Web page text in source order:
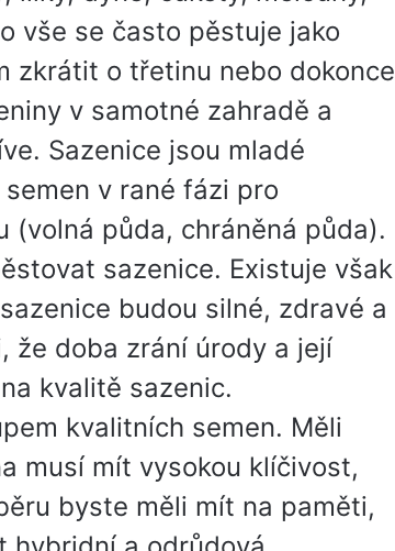
vše se často pěstuje jako
zkrátit o třetinu nebo dokonce
v samotné zahradě a
Sazenice jsou mladé
v rané fázi pro
půda, chráněná půda).
sazenice. Existuje však
budou silné, zdravé a
že doba zrání úrody a její
kvalitě sazenic.
kvalitních semen. Měli
musí mít vysokou klíčivost,
byste měli mít na paměti,